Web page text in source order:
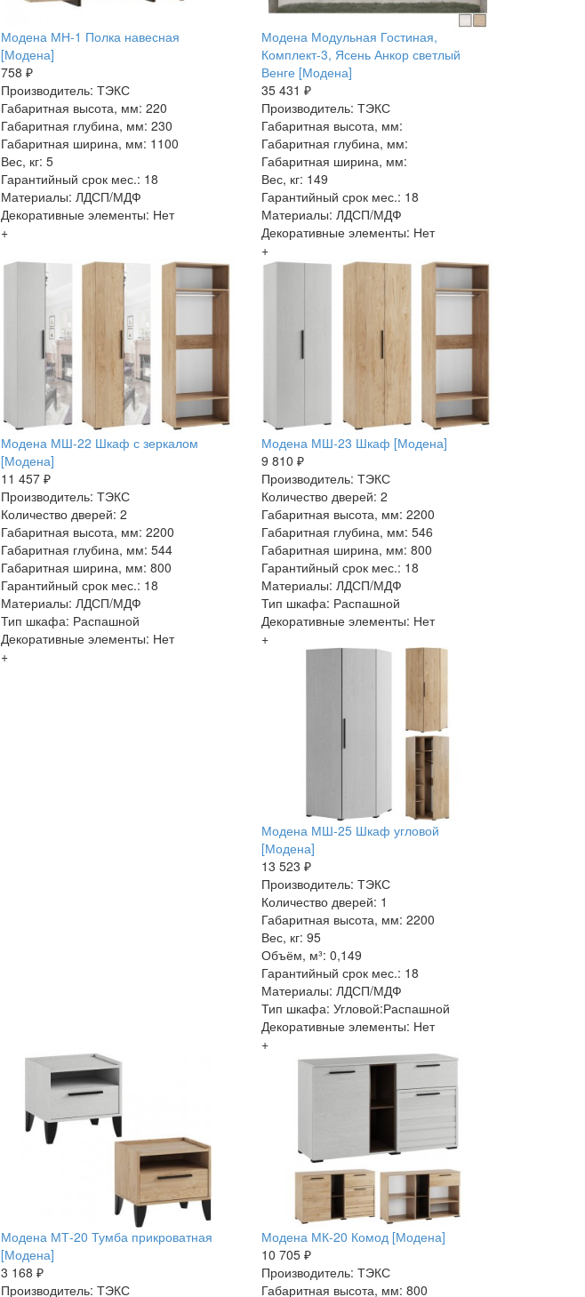
Модена МН-1 Полка навесная
[Модена]
758 ₽
Производитель: ТЭКС
Габаритная высота, мм: 220
Габаритная глубина, мм: 230
Габаритная ширина, мм: 1100
Вес, кг: 5
Гарантийный срок мес.: 18
Материалы: ЛДСП/МДФ
Декоративные элементы: Нет
+
Модена Модульная Гостиная,
Комплект-3, Ясень Анкор светлый
Венге [Модена]
35 431 ₽
Производитель: ТЭКС
Габаритная высота, мм:
Габаритная глубина, мм:
Габаритная ширина, мм:
Вес, кг: 149
Гарантийный срок мес.: 18
Материалы: ЛДСП/МДФ
Декоративные элементы: Нет
+
Модена МШ-22 Шкаф с зеркалом
[Модена]
11 457 ₽
Производитель: ТЭКС
Количество дверей: 2
Габаритная высота, мм: 2200
Габаритная глубина, мм: 544
Габаритная ширина, мм: 800
Гарантийный срок мес.: 18
Материалы: ЛДСП/МДФ
Тип шкафа: Распашной
Декоративные элементы: Нет
+
Модена МШ-23 Шкаф [Модена]
9 810 ₽
Производитель: ТЭКС
Количество дверей: 2
Габаритная высота, мм: 2200
Габаритная глубина, мм: 546
Габаритная ширина, мм: 800
Гарантийный срок мес.: 18
Материалы: ЛДСП/МДФ
Тип шкафа: Распашной
Декоративные элементы: Нет
+
Модена МШ-25 Шкаф угловой
[Модена]
13 523 ₽
Производитель: ТЭКС
Количество дверей: 1
Габаритная высота, мм: 2200
Вес, кг: 95
Объём, м³: 0,149
Гарантийный срок мес.: 18
Материалы: ЛДСП/МДФ
Тип шкафа: Угловой:Распашной
Декоративные элементы: Нет
+
Модена МТ-20 Тумба прикроватная
[Модена]
3 168 ₽
Производитель: ТЭКС
Модена МК-20 Комод [Модена]
10 705 ₽
Производитель: ТЭКС
Габаритная высота, мм: 800